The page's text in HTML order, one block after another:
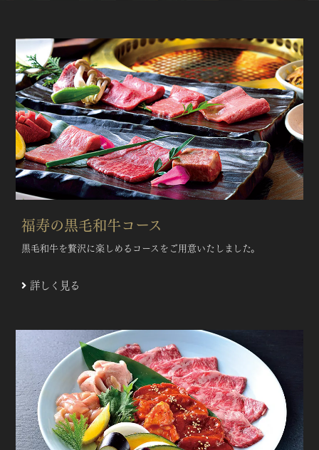
福寿の黒毛和牛コース
黒毛和牛を贅沢に楽しめるコースをご用意いたしました。
詳しく見る